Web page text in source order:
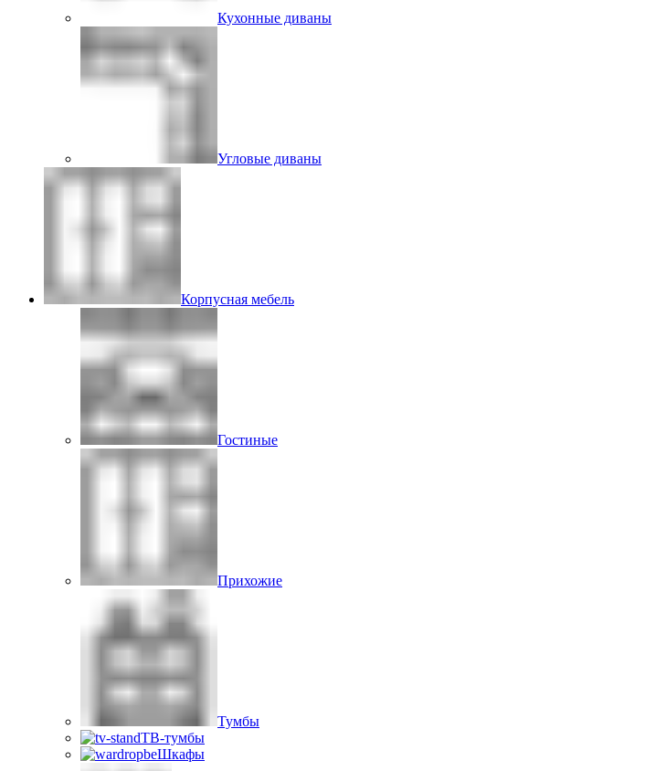
Кухонные диваны
Угловые диваны
Корпусная мебель
Гостиные
Прихожие
Тумбы
ТВ-тумбы
Шкафы